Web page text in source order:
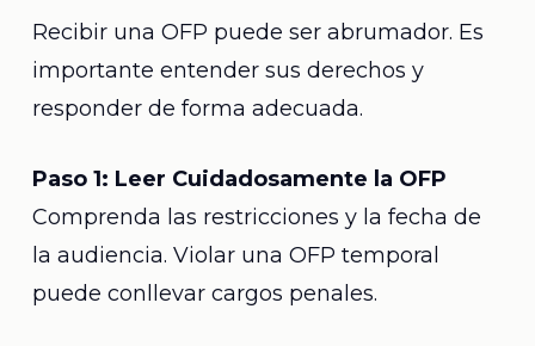
Recibir una OFP puede ser abrumador. Es
importante entender sus derechos y
responder de forma adecuada.
Paso 1: Leer Cuidadosamente la OFP
Comprenda las restricciones y la fecha de
la audiencia. Violar una OFP temporal
puede conllevar cargos penales.